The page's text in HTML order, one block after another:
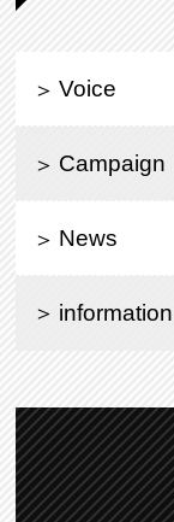
Voice
Campaign
News
information